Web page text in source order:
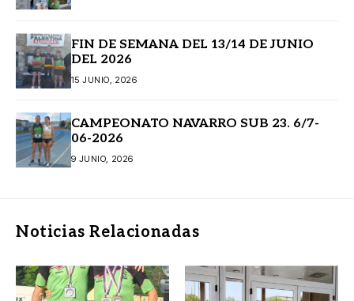
FIN DE SEMANA DEL 13/14 DE JUNIO
DEL 2026
15 JUNIO, 2026
CAMPEONATO NAVARRO SUB 23. 6/7-
06-2026
9 JUNIO, 2026
Noticias Relacionadas